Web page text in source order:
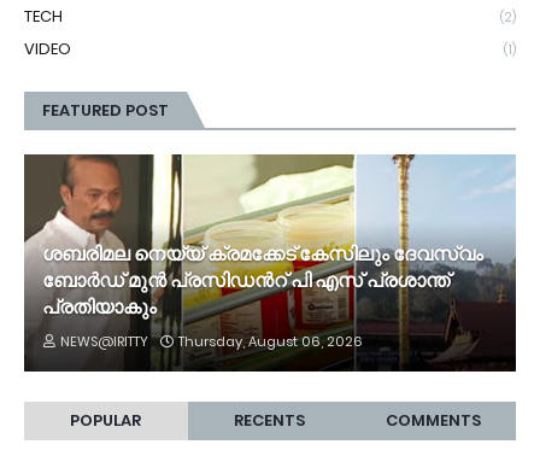
TECH (2)
VIDEO (1)
FEATURED POST
ശബരിമല നെയ്യ് ക്രമക്കേട് കേസിലും ദേവസ്വം
ബോർഡ് മുൻ പ്രസിഡന്‍റ് പി എസ് പ്രശാന്ത്
പ്രതിയാകും
NEWS@IRITTY Thursday, August 06, 2026
POPULAR RECENTS COMMENTS